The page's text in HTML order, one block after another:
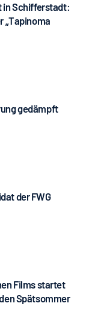
in Schifferstadt:
„Tapinoma
gedämpft
der FWG
Films startet
Spätsommer